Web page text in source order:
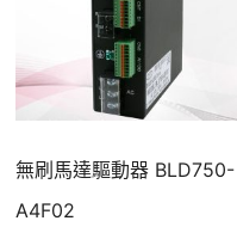
無刷馬達驅動器 BLD750-
A4F02